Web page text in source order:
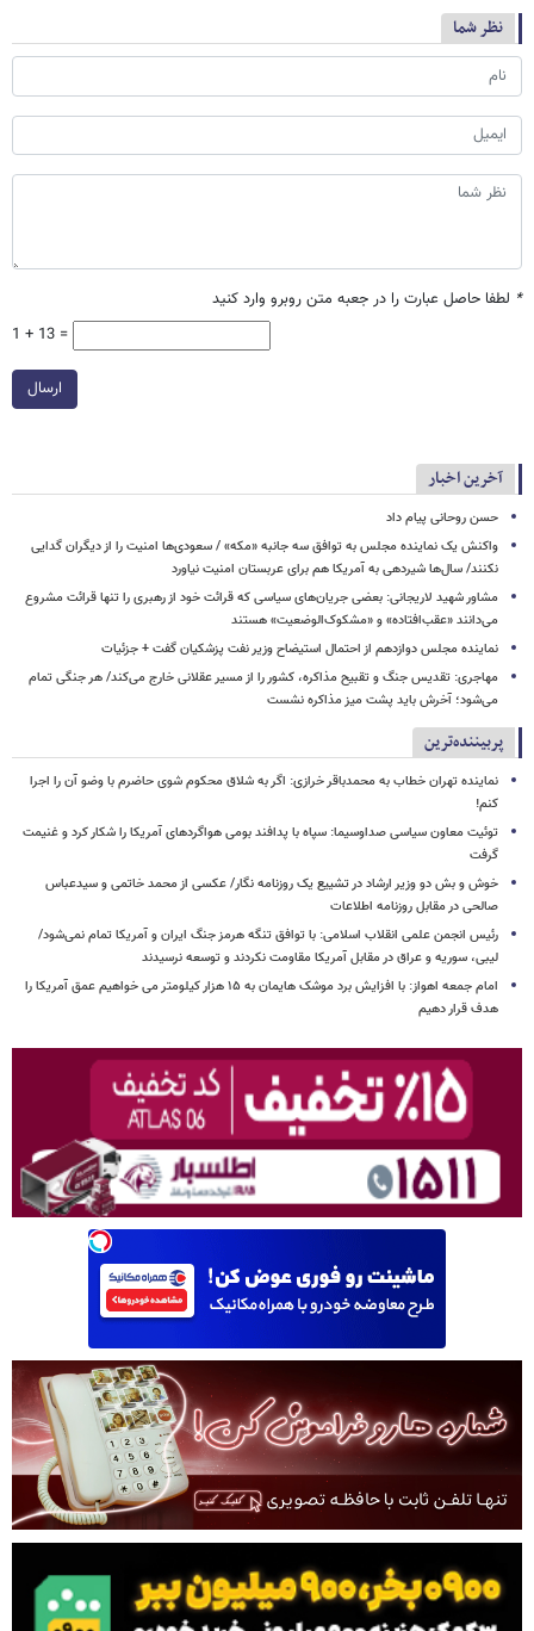
نظر شما
* لطفا حاصل عبارت را در جعبه متن روبرو وارد کنید
1 + 13 =
ارسال
آخرین اخبار
حسن روحانی پیام داد
واکنش یک نماینده مجلس به توافق سه جانبه «مکه» / سعودی‌ها امنیت را از دیگران گدایی
نکنند/ سال‌ها شیردهی به آمریکا هم برای عربستان امنیت نیاورد
مشاور شهید لاریجانی: بعضی جریان‌های سیاسی که قرائت خود از رهبری را تنها قرائت مشروع
می‌دانند «عقب‌افتاده» و «مشکوک‌الوضعیت» هستند
نماینده مجلس دوازدهم از احتمال استیضاح وزیر نفت پزشکیان گفت + جزئیات
مهاجری: تقدیس جنگ و تقبیح مذاکره، کشور را از مسیر عقلانی خارج می‌کند/ هر جنگی تمام
می‌شود؛ آخرش باید پشت میز مذاکره نشست
پربیننده‌ترین
نماینده تهران خطاب به محمدباقر خرازی: اگر به شلاق محکوم شوی حاضرم با وضو آن را اجرا
کنم!
توئیت معاون سیاسی صداوسیما: سپاه با پدافند بومی هواگردهای آمریکا را شکار کرد و غنیمت
گرفت
خوش و بش دو وزیر ارشاد در تشییع یک روزنامه نگار/ عکسی از محمد خاتمی و سیدعباس
صالحی در مقابل روزنامه اطلاعات
رئیس انجمن علمی انقلاب اسلامی: با توافق تنگه هرمز جنگ ایران و آمریکا تمام نمی‌شود/
لیبی، سوریه و عراق در مقابل آمریکا مقاومت نکردند و توسعه نرسیدند
امام‌ جمعه اهواز: با افزایش برد موشک هایمان به ۱۵ هزار کیلومتر می خواهیم عمق آمریکا را
هدف قرار دهیم